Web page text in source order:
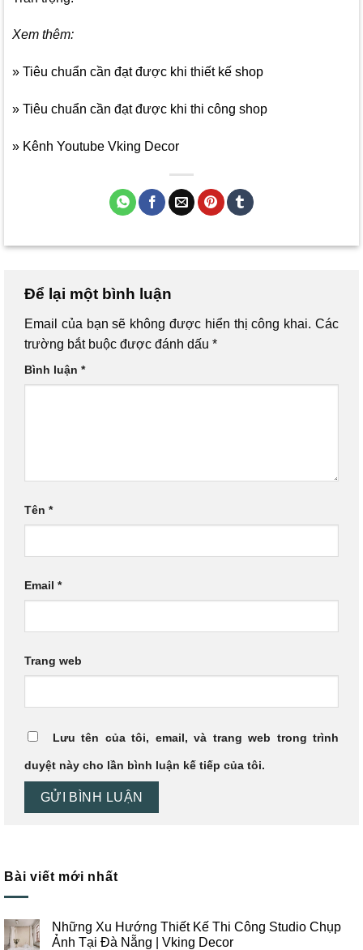
Xem thêm:
» Tiêu chuẩn cần đạt được khi thiết kế shop
» Tiêu chuẩn cần đạt được khi thi công shop
» Kênh Youtube Vking Decor
Để lại một bình luận
Email của bạn sẽ không được hiển thị công khai. Các
trường bắt buộc được đánh dấu *
Bình luận *
Tên *
Email *
Trang web
Lưu tên của tôi, email, và trang web trong trình
duyệt này cho lần bình luận kế tiếp của tôi.
Bài viết mới nhất
Những Xu Hướng Thiết Kế Thi Công Studio Chụp
Ảnh Tại Đà Nẵng | Vking Decor